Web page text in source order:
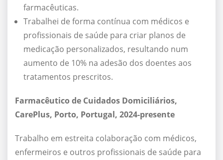
farmacêuticas.
Trabalhei de forma contínua com médicos e
profissionais de saúde para criar planos de
medicação personalizados, resultando num
aumento de 10% na adesão dos doentes aos
tratamentos prescritos.
Farmacêutico de Cuidados Domiciliários,
CarePlus, Porto, Portugal, 2024-presente
Trabalho em estreita colaboração com médicos,
enfermeiros e outros profissionais de saúde para